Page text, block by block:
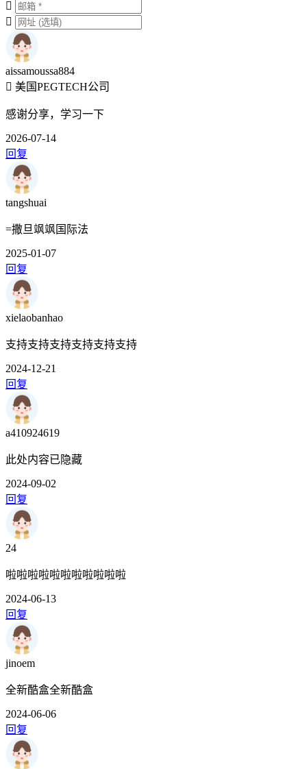
aissamoussa884
美国PEGTECH公司
感谢分享，学习一下
2026-07-14
回复
tangshuai
=撒旦飒飒国际法
2025-01-07
回复
xielaobanhao
支持支持支持支持支持支持
2024-12-21
回复
a410924619
此处内容已隐藏
2024-09-02
回复
24
啦啦啦啦啦啦啦啦啦啦啦
2024-06-13
回复
jinoem
全新酷盒全新酷盒
2024-06-06
回复